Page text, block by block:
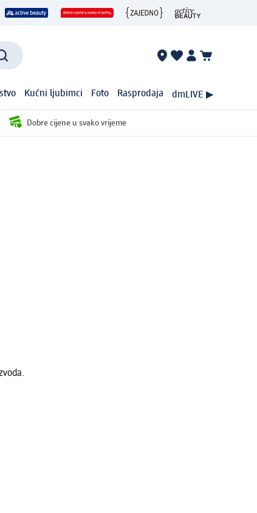
Kućni ljubimci Foto Rasprodaja dmLIVE ▶
Dobre cijene u svako vrijeme